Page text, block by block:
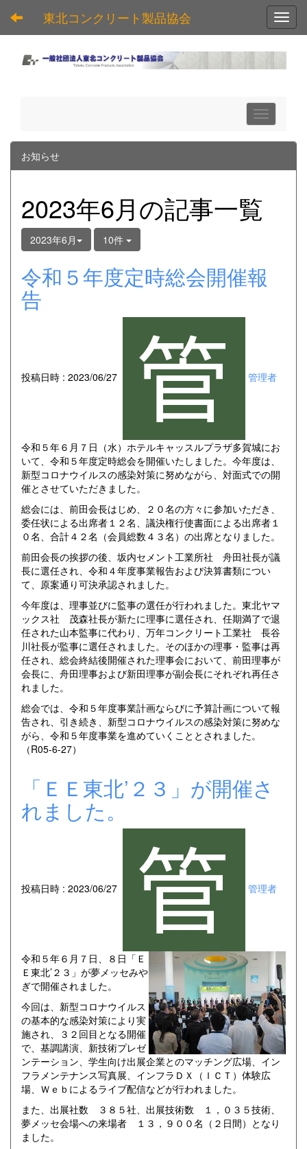
東北コンクリート製品協会
お知らせ
2023年6月の記事一覧
2023年6月 10件
令和５年度定時総会開催報
告
投稿日時 : 2023/06/27 管理者
令和５年６月７日（水）ホテルキャッスルプラザ多賀城にお
いて、令和５年度定時総会を開催いたしました。今年度は、
新型コロナウイルスの感染対策に努めながら、対面式での開
催とさせていただきました。
総会には、前田会長はじめ、２０名の方々に参加いただき、
委任状による出席者１２名、議決権行使書面による出席者１
０名、合計４２名（会員総数４３名）の出席となりました。
前田会長の挨拶の後、坂内セメント工業所社 舟田社長が議
長に選任され、令和４年度事業報告および決算書類につい
て、原案通り可決承認されました。
今年度は、理事並びに監事の選任が行われました。東北ヤマ
ックス社 茂森社長が新たに理事に選任され、任期満了で退
任された山本監事に代わり、万年コンクリート工業社 長谷
川社長が監事に選任されました。そのほかの理事・監事は再
任され、総会終結後開催された理事会において、前田理事が
会長に、舟田理事および新田理事が副会長にそれぞれ再任さ
れました。
総会では、令和５年度事業計画ならびに予算計画について報
告され、引き続き、新型コロナウイルスの感染対策に努めな
がら、令和５年度事業を進めていくこととされました。
（R05-6-27）
「ＥＥ東北’２３」が開催さ
れました。
投稿日時 : 2023/06/27 管理者
令和５年６月７日、８日「Ｅ
Ｅ東北’２３」が夢メッセみや
ぎで開催されました。
今回は、新型コロナウイルス
の基本的な感染対策により実
施され、３２回目となる開催
で、基調講演、新技術プレゼ
ンテーション、学生向け出展企業とのマッチング広場、イン
フラメンテナンス写真展、インフラＤＸ（ＩＣＴ）体験広
場、Ｗｅｂによるライブ配信などが行われました。
また、出展社数 ３８５社、出展技術数 １，０３５技術、
夢メッセ会場への来場者 １３，９００名（２日間）となり
ました。